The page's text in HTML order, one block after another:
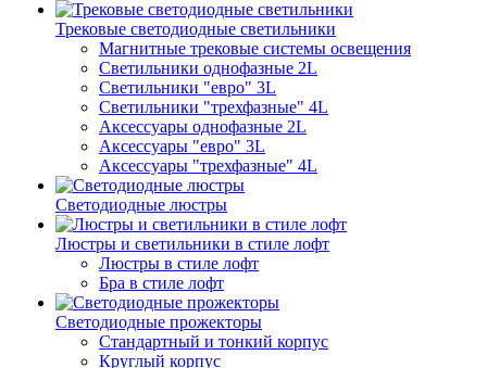
Трековые светодиодные светильники
Магнитные трековые системы освещения
Светильники однофазные 2L
Светильники "евро" 3L
Светильники "трехфазные" 4L
Аксессуары однофазные 2L
Аксессуары "евро" 3L
Аксессуары "трехфазные" 4L
Светодиодные люстры
Люстры и светильники в стиле лофт
Люстры в стиле лофт
Бра в стиле лофт
Светодиодные прожекторы
Стандартный и тонкий корпус
Круглый корпус